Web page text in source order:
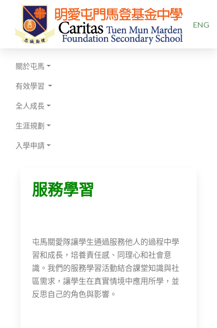
ENG
關於屯馬
有效學習
全人成長
生涯規劃
入學申請
服務學習
屯馬關愛隊讓學生通過服務他人的過程中學
習和成長，培養責任感、同理心和社會意
識。我們的服務學習活動結合課堂知識與社
區需求，讓學生在真實情境中應用所學，並
反思自己的角色與影響。